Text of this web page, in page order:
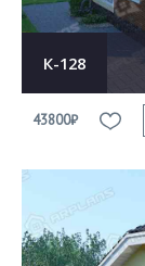
К-128
43800₽